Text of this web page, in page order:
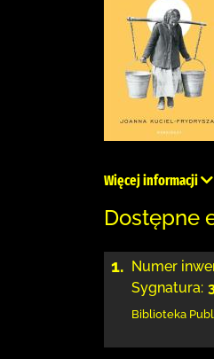
Więcej informacji
Dostępne
1. Numer
Sygnatura:
Biblioteka